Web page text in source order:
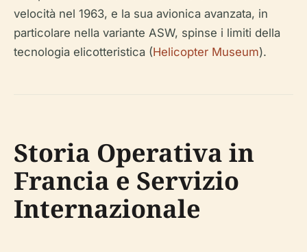
velocità nel 1963, e la sua avionica avanzata, in
particolare nella variante ASW, spinse i limiti della
tecnologia elicotteristica (Helicopter Museum).
Storia Operativa in
Francia e Servizio
Internazionale